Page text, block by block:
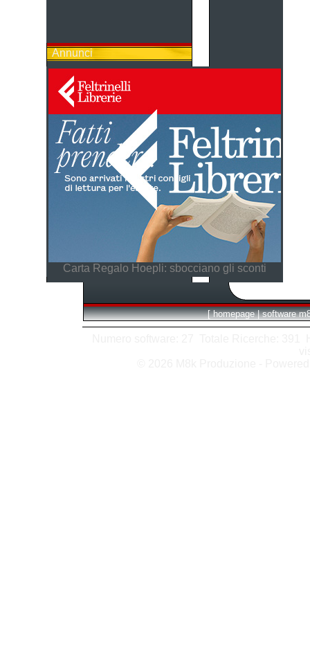
Annunci
Carta Regalo Hoepli: sbocciano gli sconti
[ homepage | software